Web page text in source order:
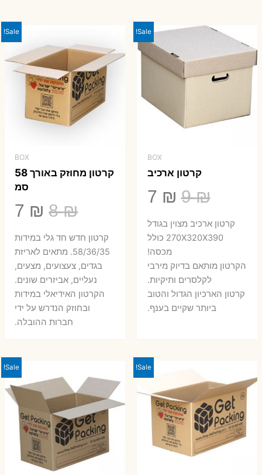
29 ₪.
23 ₪.
Sale!
BOX
קרטון ארכיב
9₪
המחיר
המקורי
היה:
9 ₪.
7 ₪
הנוכחי
הוא:
קרטון ארכיב מצוין בגודל
270X320X390 כולל
מכסה!
הקרטון מותאם בדיוק מירבי
לקלסרים ותיקיות.
קרטון הארכיון הגדול והטוב
ביותר שקיים בענף.
Sale!
BOX
קרטון מחוזק באורך 58
סמ
8₪
היה:
8 ₪.
7 ₪
7 ₪.
קרטון חדש חד גלי במידות
58/36/35. מתאים לאריזת
בגדים, צעצועים, מצעים,
נעליים, אביזרים שונים.
הקרטון האידיאלי במידות
ובחוזק הנדרש על ידי
חברות ההובלה.
Sale!
Sale!